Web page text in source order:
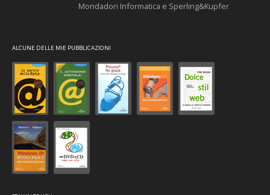
Mondadori Informatica e Sperling&Kupfer
ALCUNE DELLE MIE PUBBLICAZIONI